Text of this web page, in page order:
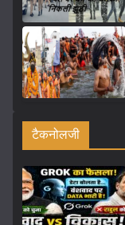
टैकनोलजी